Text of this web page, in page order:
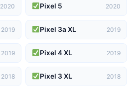
2020 Pixel 5 2020
2019 Pixel 3a XL 2019
2019 Pixel 4 XL 2019
2018 Pixel 3 XL 2018